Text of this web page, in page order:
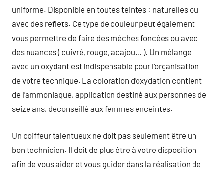
uniforme. Disponible en toutes teintes : naturelles ou
avec des reflets. Ce type de couleur peut également
vous permettre de faire des mèches foncées ou avec
des nuances ( cuivré, rouge, acajou… ). Un mélange
avec un oxydant est indispensable pour l’organisation
de votre technique. La coloration d’oxydation contient
de l’ammoniaque, application destiné aux personnes de
seize ans, déconseillé aux femmes enceintes.
Un coiffeur talentueux ne doit pas seulement être un
bon technicien. Il doit de plus être à votre disposition
afin de vous aider et vous guider dans la réalisation de